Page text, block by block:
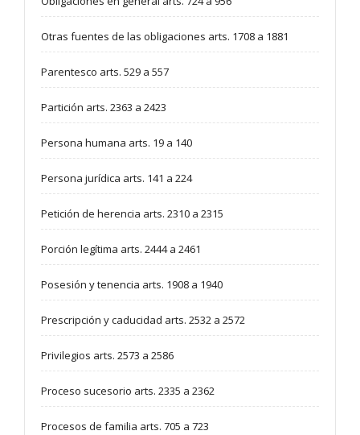
Otras fuentes de las obligaciones arts. 1708 a 1881
Parentesco arts. 529 a 557
Partición arts. 2363 a 2423
Persona humana arts. 19 a 140
Persona jurídica arts. 141 a 224
Petición de herencia arts. 2310 a 2315
Porción legítima arts. 2444 a 2461
Posesión y tenencia arts. 1908 a 1940
Prescripción y caducidad arts. 2532 a 2572
Privilegios arts. 2573 a 2586
Proceso sucesorio arts. 2335 a 2362
Procesos de familia arts. 705 a 723